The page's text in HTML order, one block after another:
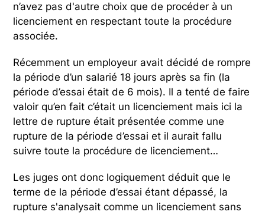
n’avez pas d'autre choix que de procéder à un
licenciement en respectant toute la procédure
associée.
Récemment un employeur avait décidé de rompre
la période d’un salarié 18 jours après sa fin (la
période d’essai était de 6 mois). Il a tenté de faire
valoir qu’en fait c’était un licenciement mais ici la
lettre de rupture était présentée comme une
rupture de la période d’essai et il aurait fallu
suivre toute la procédure de licenciement…
Les juges ont donc logiquement déduit que le
terme de la période d’essai étant dépassé, la
rupture s'analysait comme un licenciement sans